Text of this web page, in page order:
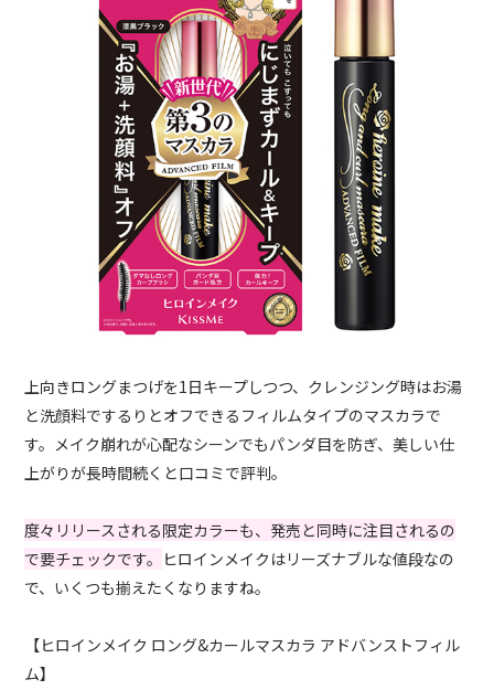
上向きロングまつげを1日キープしつつ、クレンジング時はお湯
と洗顔料でするりとオフできるフィルムタイプのマスカラで
す。メイク崩れが心配なシーンでもパンダ目を防ぎ、美しい仕
上がりが長時間続くと口コミで評判。
度々リリースされる限定カラーも、発売と同時に注目されるの
で要チェックです。 ヒロインメイクはリーズナブルな値段なの
で、いくつも揃えたくなりますね。
【ヒロインメイク ロング&カールマスカラ アドバンストフィル
ム】